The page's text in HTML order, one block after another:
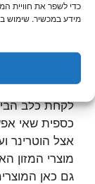
כדי לשפר את חוויית
מידע במכשיר. שימוש
לכלב יכולה
לקחת כלב
כספית שאי
אצל הוטרינר
מוצרי המזון
גם כאן